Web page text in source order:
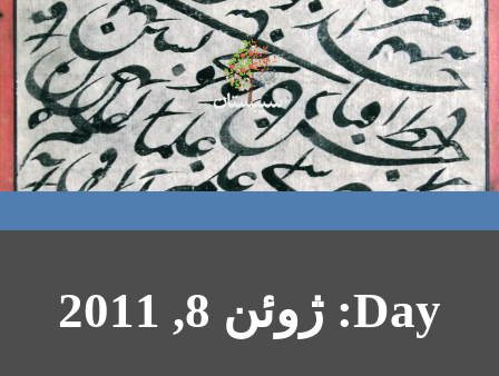
Day: ژوئن 8, 2011